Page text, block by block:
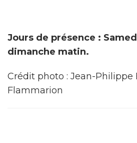
Jours de présence :
dimanche matin.
Crédit photo : Jean-Philippe
Flammarion